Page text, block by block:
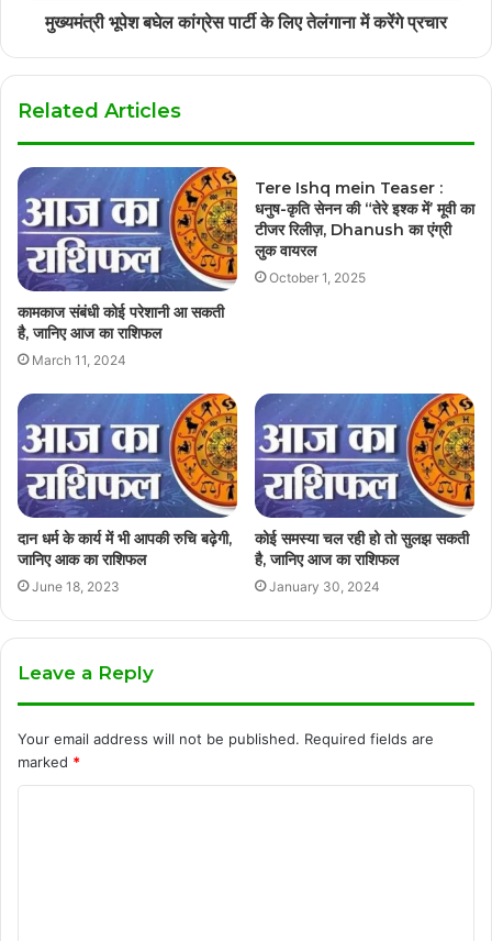
मुख्यमंत्री भूपेश बघेल कांग्रेस पार्टी के लिए तेलंगाना में करेंगे प्रचार
Related Articles
कामकाज संबंधी कोई परेशानी आ सकती
है, जानिए आज का राशिफल
March 11, 2024
Tere Ishq mein Teaser :
धनुष-कृति सेनन की “तेरे इश्क में’ मूवी का
टीजर रिलीज़, Dhanush का एंग्री
लुक वायरल
October 1, 2025
दान धर्म के कार्य में भी आपकी रुचि बढ़ेगी,
जानिए आक का राशिफल
June 18, 2023
कोई समस्या चल रही हो तो सुलझ सकती
है, जानिए आज का राशिफल
January 30, 2024
Leave a Reply
Your email address will not be published. Required fields are
marked *